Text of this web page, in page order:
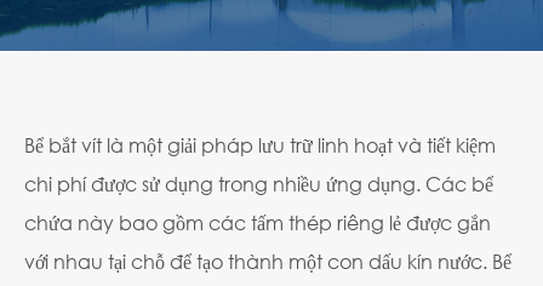
Bể bắt vít là một giải pháp lưu trữ linh hoạt và tiết kiệm
chi phí được sử dụng trong nhiều ứng dụng. Các bể
chứa này bao gồm các tấm thép riêng lẻ được gắn
với nhau tại chỗ để tạo thành một con dấu kín nước. Bể